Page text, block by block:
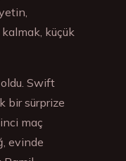
kalmak, küçük
Swift
bir sürprize
maç
evinde